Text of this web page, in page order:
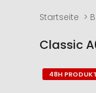
Startseite
Classic
Zum
Ende
Zum
Anfang
48H